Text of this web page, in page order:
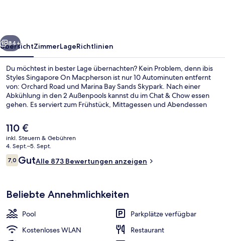
Weiter
84+
ÜbersichtZimmerLageRichtlinien
Du möchtest in bester Lage übernachten? Kein Problem, denn ibis
Styles Singapore On Macpherson ist nur 10 Autominuten entfernt
von: Orchard Road und Marina Bay Sands Skypark. Nach einer
Abkühlung in den 2 Außenpools kannst du im Chat & Chow essen
gehen. Es serviert zum Frühstück, Mittagessen und Abendessen
Fitnessmöglichkeiten und ein Kinderbecken. Anderen Reisenden
gefallen das hilfsbereite Personal und die fußgängerfreundliche
Lage. Die öffentlichen Verkehrsmittel sind nur einen kurzen
Fußmarsch entfernt: Zur Station Mattar sind es 11 Minuten und zur
U-Bahn-Station Tai Seng 14 Minuten.
Der
aktuelle
Preis
beträgt
110 €.
110 €
inkl. Steuern & Gebühren
4. Sept.–5. Sept.
Bewertungen
7,07,0 von 10.
GutAlle 873 Bewertungen anzeigen
Beliebte Annehmlichkeiten
Pool
Parkplätze verfügbar
Kostenloses WLAN
Restaurant